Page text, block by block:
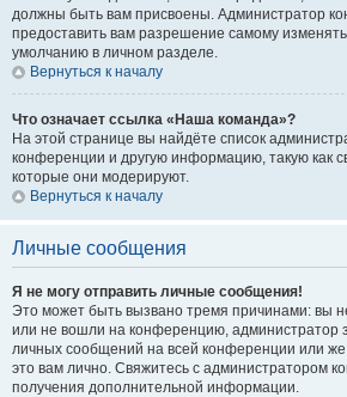
должны быть вам присвоены. Администратор
предоставить вам разрешение самому
умолчанию в личном разделе.
Вернуться к началу
Что означает ссылка «Наша команда»?
На этой странице вы найдёте список
конференции и другую информацию, такую как
которые они модерируют.
Вернуться к началу
Личные сообщения
Я не могу отправить личные сообщения!
Это может быть вызвано тремя причинами: вы
или не вошли на конференцию, администратор
личных сообщений на всей конференции или
это вам лично. Свяжитесь с администратором
получения дополнительной информации.